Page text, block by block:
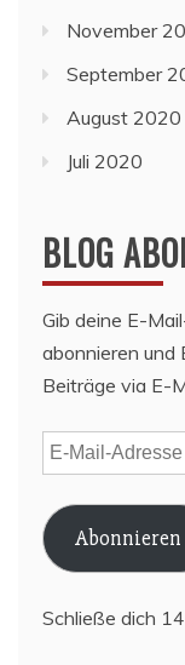
November
September
August 2020
Juli 2020
BLOG
Gib deine E-
abonnieren und
Beiträge via E-
E-
Mail-
Adresse
Abonnieren
Schließe dich